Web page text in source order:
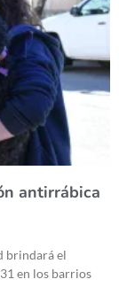
antirrábica
brindará el
en los barrios